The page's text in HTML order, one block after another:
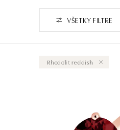
VŠETKY FILTRE
Rhodolit reddish